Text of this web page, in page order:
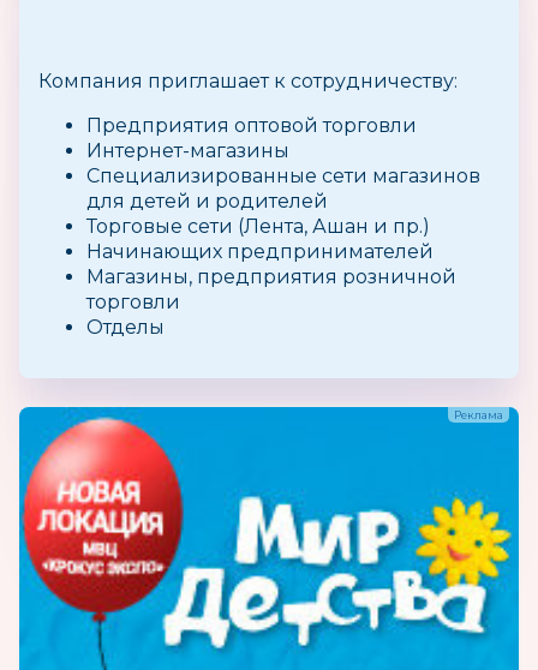
Компания приглашает к сотрудничеству:
Предприятия оптовой торговли
Интернет-магазины
Специализированные сети магазинов
для детей и родителей
Торговые сети (Лента, Ашан и пр.)
Начинающих предпринимателей
Магазины, предприятия розничной
торговли
Отделы